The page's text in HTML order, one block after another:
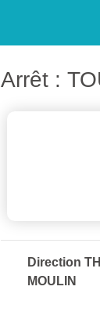
Arrêt :
Direction
MOULIN